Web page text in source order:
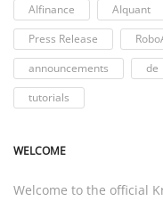
AIfinance AIquant
Press Release
announcements
de
tutorials
WELCOME
Welcome to the official